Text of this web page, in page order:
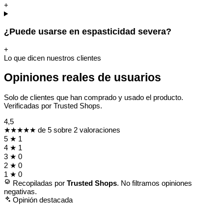
+
¿Puede usarse en espasticidad severa?
+
Lo que dicen nuestros clientes
Opiniones reales de usuarios
Solo de clientes que han comprado y usado el producto.
Verificadas por Trusted Shops.
4,5
★★★★★ de 5 sobre 2 valoraciones
5 ★ 1
4 ★ 1
3 ★ 0
2 ★ 0
1 ★ 0
Recopiladas por Trusted Shops. No filtramos opiniones
negativas.
Opinión destacada